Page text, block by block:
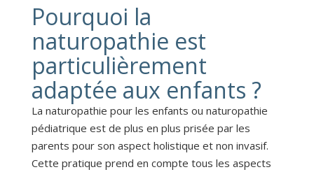
Pourquoi la
naturopathie est
particulièrement
adaptée aux enfants ?
La naturopathie pour les enfants ou naturopathie
pédiatrique est de plus en plus prisée par les
parents pour son aspect holistique et non invasif.
Cette pratique prend en compte tous les aspects